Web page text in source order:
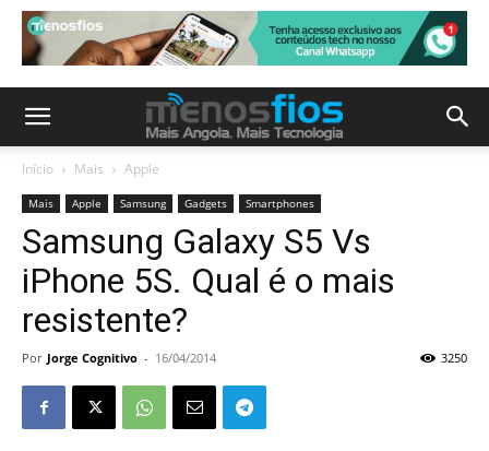
Início Mais Apple
Mais Apple Samsung Gadgets Smartphones
Samsung Galaxy S5 Vs
iPhone 5S. Qual é o mais
resistente?
Por Jorge Cognitivo - 16/04/2014 3250